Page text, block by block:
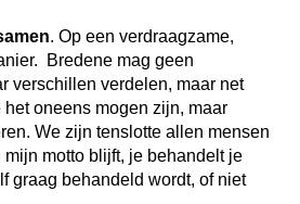
. Op een verdraagzame,
Bredene mag geen
verschillen verdelen, maar net
oneens mogen zijn, maar
We zijn tenslotte allen mensen
motto blijft, je behandelt je
graag behandeld wordt, of niet